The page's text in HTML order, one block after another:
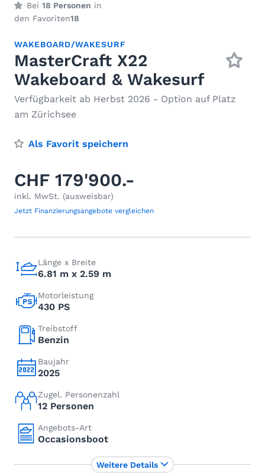
Bei 18 Personen in
den Favoriten18
WAKEBOARD/WAKESURF
MasterCraft X22
Wakeboard & Wakesurf
Verfügbarkeit ab Herbst 2026 - Option auf Platz
am Zürichsee
Als Favorit speichern
CHF 179'900.-
inkl. MwSt. (ausweisbar)
Jetzt Finanzierungsangebote vergleichen
Länge x Breite
6.81 m x 2.59 m
Motorleistung
430 PS
Treibstoff
Benzin
Baujahr
2025
Zugel. Personenzahl
12 Personen
Angebots-Art
Occasionsboot
Weitere Details